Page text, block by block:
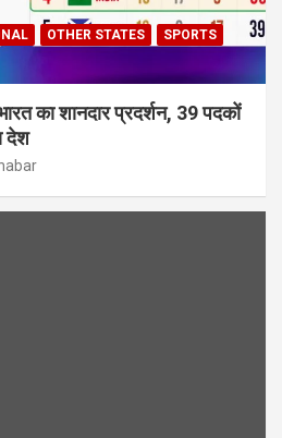
OTHER STATES
SPORTS
का शानदार प्रदर्शन, 39 पदकों
देश